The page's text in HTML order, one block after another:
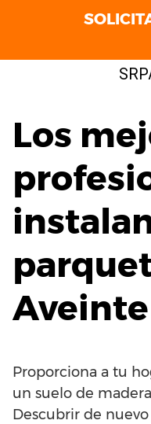
Los
Proporciona a tu
un suelo de
Descubrir de